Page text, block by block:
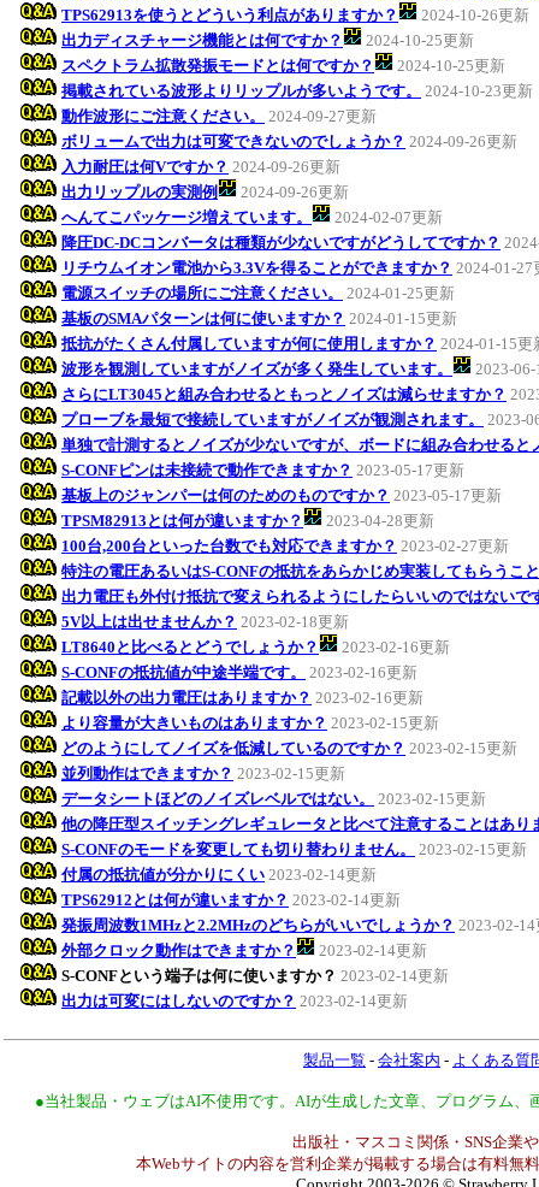
TPS62913を使うとどういう利点がありますか？
2024-10-26更新
出力ディスチャージ機能とは何ですか？
2024-10-25更新
スペクトラム拡散発振モードとは何ですか？
2024-10-25更新
掲載されている波形よりリップルが多いようです。
2024-10-23更新
動作波形にご注意ください。
2024-09-27更新
ボリュームで出力は可変できないのでしょうか？ 2024-09-26更新
入力耐圧は何Vですか？ 2024-09-26更新
出力リップルの実測例
2024-09-26更新
へんてこパッケージ増えています。
2024-02-07更新
降圧DC-DCコンバータは種類が少ないですがどうしてですか？
リチウムイオン電池から3.3Vを得ることができますか？ 2024-01-27
電源スイッチの場所にご注意ください。
2024-01-25更新
基板のSMAパターンは何に使いますか？ 2024-01-15更新
抵抗がたくさん付属していますが何に使用しますか？ 2024-01-15更
波形を観測していますがノイズが多く発生しています。
2023-
さらにLT3045と組み合わせるともっとノイズは減らせますか？
プローブを最短で接続していますがノイズが観測されます。
2023-
単独で計測するとノイズが少ないですが、ボードに組み合わせると
S-CONFピンは未接続で動作できますか？ 2023-05-17更新
基板上のジャンパーは何のためのものですか？ 2023-05-17更新
TPSM82913とは何が違いますか？
2023-04-28更新
100台,200台といった台数でも対応できますか？ 2023-02-27更新
特注の電圧あるいはS-CONFの抵抗をあらかじめ実装してもらうこ
出力電圧も外付け抵抗で変えられるようにしたらいいのではないで
5V以上は出せませんか？ 2023-02-18更新
LT8640と比べるとどうでしょうか？
2023-02-16更新
S-CONFの抵抗値が中途半端です。
2023-02-16更新
記載以外の出力電圧はありますか？ 2023-02-16更新
より容量が大きいものはありますか？ 2023-02-15更新
どのようにしてノイズを低減しているのですか？ 2023-02-15更新
並列動作はできますか？ 2023-02-15更新
データシートほどのノイズレベルではない。
2023-02-15更新
他の降圧型スイッチングレギュレータと比べて注意することはあり
S-CONFのモードを変更しても切り替わりません。
2023-02-15更新
付属の抵抗値が分かりにくい 2023-02-14更新
TPS62912とは何が違いますか？ 2023-02-14更新
発振周波数1MHzと2.2MHzのどちらがいいでしょうか？ 2023-02-
外部クロック動作はできますか？
2023-02-14更新
S-CONFという端子は何に使いますか？ 2023-02-14更新
出力は可変にはしないのですか？ 2023-02-14更新
製品一覧 - 会社案内 - よくある質
●当社製品・ウェブはAI不使用です。AIが生成した文章、プログラム
出版社・マスコミ関係・SNS企業
本Webサイトの内容を営利企業が掲載する場合は有料無